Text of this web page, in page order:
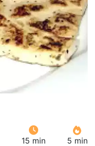
15 min 5 min